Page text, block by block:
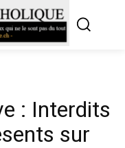
: Interdits
sur